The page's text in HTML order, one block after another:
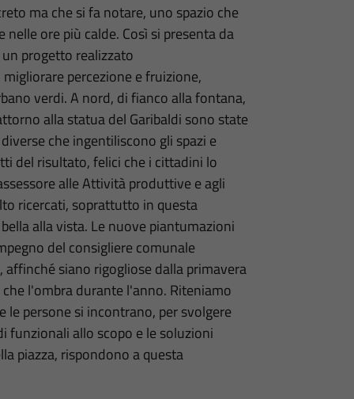
ma che si fa notare, uno spazio che
ore più calde. Così si presenta da
progetto realizzato
percezione e fruizione,
verdi. A nord, di fianco alla fontana,
alla statua del Garibaldi sono state
che ingentiliscono gli spazi e
del risultato, felici che i cittadini lo
alle Attività produttive e agli
ricercati, soprattutto in questa
alla vista. Le nuove piantumazioni
del consigliere comunale
siano rigogliose dalla primavera
l'ombra durante l'anno. Riteniamo
le persone si incontrano, per svolgere
funzionali allo scopo e le soluzioni
piazza, rispondono a questa